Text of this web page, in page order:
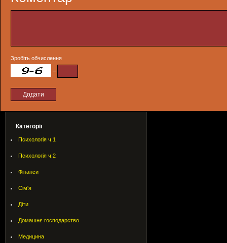
Зробіть обчислення
=
Категорії
Психологія ч.1
Психологія ч.2
Фінанси
Сім'я
Діти
Домашнє господарство
Медицина